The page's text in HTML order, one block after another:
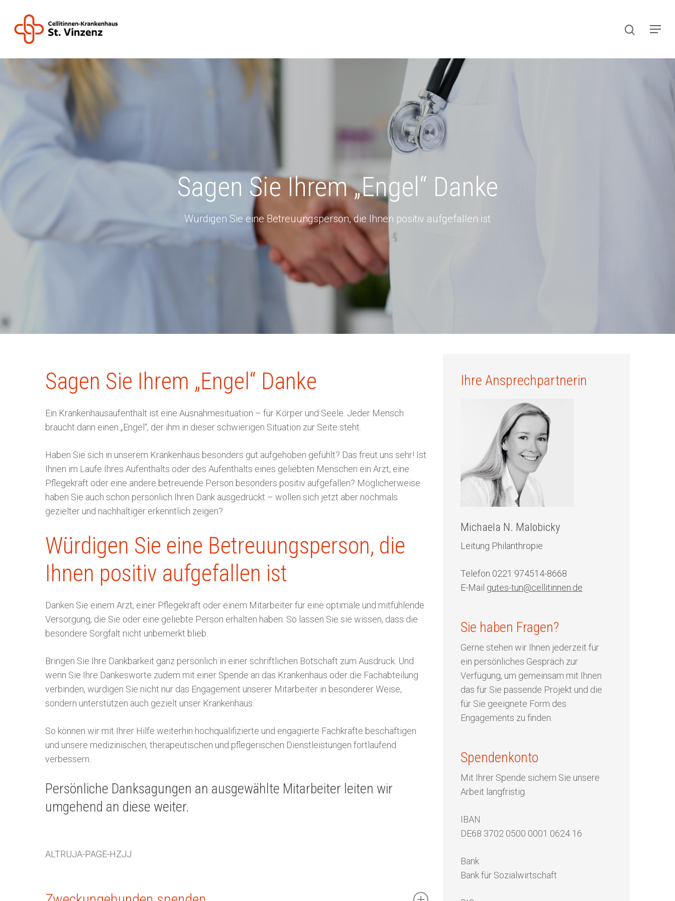
Sagen Sie Ihrem „Engel“ Danke
Würdigen Sie eine Betreuungsperson, die Ihnen positiv aufgefallen ist
Sagen Sie Ihrem „Engel“ Danke
Ein Krankenhausaufenthalt ist eine Ausnahmesituation – für Körper und Seele. Jeder Mensch
braucht dann einen „Engel“, der ihm in dieser schwierigen Situation zur Seite steht.
Haben Sie sich in unserem Krankenhaus besonders gut aufgehoben gefühlt? Das freut uns sehr! Ist
Ihnen im Laufe Ihres Aufenthalts oder des Aufenthalts eines geliebten Menschen ein Arzt, eine
Pflegekraft oder eine andere betreuende Person besonders positiv aufgefallen? Möglicherweise
haben Sie auch schon persönlich Ihren Dank ausgedrückt – wollen sich jetzt aber nochmals
gezielter und nachhaltiger erkenntlich zeigen?
Würdigen Sie eine Betreuungsperson, die
Ihnen positiv aufgefallen ist
Danken Sie einem Arzt, einer Pflegekraft oder einem Mitarbeiter für eine optimale und mitfühlende
Versorgung, die Sie oder eine geliebte Person erhalten haben. So lassen Sie sie wissen, dass die
besondere Sorgfalt nicht unbemerkt blieb.
Bringen Sie Ihre Dankbarkeit ganz persönlich in einer schriftlichen Botschaft zum Ausdruck. Und
wenn Sie Ihre Dankesworte zudem mit einer Spende an das Krankenhaus oder die Fachabteilung
verbinden, würdigen Sie nicht nur das Engagement unserer Mitarbeiter in besonderer Weise,
sondern unterstützen auch gezielt unser Krankenhaus.
So können wir mit Ihrer Hilfe weiterhin hochqualifizierte und engagierte Fachkräfte beschäftigen
und unsere medizinischen, therapeutischen und pflegerischen Dienstleistungen fortlaufend
verbessern.
Persönliche Danksagungen an ausgewählte Mitarbeiter leiten wir
umgehend an diese weiter.
ALTRUJA-PAGE-HZJJ
Ihre Ansprechpartnerin
Michaela N. Malobicky
Leitung Philanthropie
Telefon 0221 974514-8668
E-Mail gutes-tun@cellitinnen.de
Sie haben Fragen?
Gerne stehen wir Ihnen jederzeit für
ein persönliches Gespräch zur
Verfügung, um gemeinsam mit Ihnen
das für Sie passende Projekt und die
für Sie geeignete Form des
Engagements zu finden.
Spendenkonto
Mit Ihrer Spende sichern Sie unsere
Arbeit langfristig.
IBAN
DE68 3702 0500 0001 0624 16
Bank
Bank für Sozialwirtschaft
Start
Privatpersonen
Gutes tun
Kondolenzspende
Unternehmen
Gutes tun
Unterstützen Sie unsere Projekte
Erfüllen Sie Projektwünsche
Tun Sie Gutes – wir reden darüber
Über Uns